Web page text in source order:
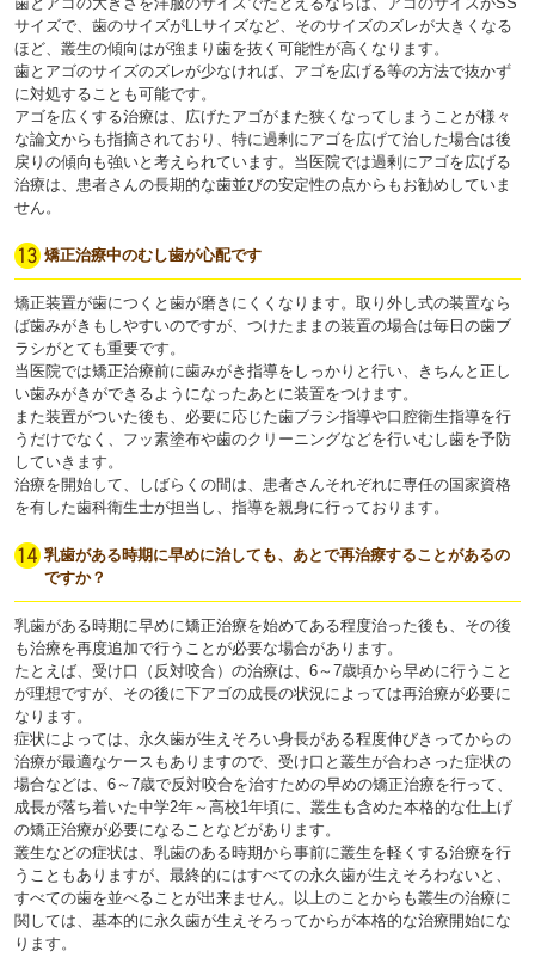
サイズで、歯のサイズがLLサイズなど、そのサイズのズレが大きくなる
ほど、叢生の傾向はが強まり歯を抜く可能性が高くなります。
歯とアゴのサイズのズレが少なければ、アゴを広げる等の方法で抜かず
に対処することも可能です。
アゴを広くする治療は、広げたアゴがまた狭くなってしまうことが様々
な論文からも指摘されており、特に過剰にアゴを広げて治した場合は後
戻りの傾向も強いと考えられています。当医院では過剰にアゴを広げる
治療は、患者さんの長期的な歯並びの安定性の点からもお勧めしていま
せん。
矯正治療中のむし歯が心配です
矯正装置が歯につくと歯が磨きにくくなります。取り外し式の装置なら
ば歯みがきもしやすいのですが、つけたままの装置の場合は毎日の歯ブ
ラシがとても重要です。
当医院では矯正治療前に歯みがき指導をしっかりと行い、きちんと正し
い歯みがきができるようになったあとに装置をつけます。
また装置がついた後も、必要に応じた歯ブラシ指導や口腔衛生指導を行
うだけでなく、フッ素塗布や歯のクリーニングなどを行いむし歯を予防
していきます。
治療を開始して、しばらくの間は、患者さんそれぞれに専任の国家資格
を有した歯科衛生士が担当し、指導を親身に行っております。
乳歯がある時期に早めに治しても、あとで再治療することがあるの
ですか？
乳歯がある時期に早めに矯正治療を始めてある程度治った後も、その後
も治療を再度追加で行うことが必要な場合があります。
たとえば、受け口（反対咬合）の治療は、6～7歳頃から早めに行うこと
が理想ですが、その後に下アゴの成長の状況によっては再治療が必要に
なります。
症状によっては、永久歯が生えそろい身長がある程度伸びきってからの
治療が最適なケースもありますので、受け口と叢生が合わさった症状の
場合などは、6～7歳で反対咬合を治すための早めの矯正治療を行って、
成長が落ち着いた中学2年～高校1年頃に、叢生も含めた本格的な仕上げ
の矯正治療が必要になることなどがあります。
叢生などの症状は、乳歯のある時期から事前に叢生を軽くする治療を行
うこともありますが、最終的にはすべての永久歯が生えそろわないと、
すべての歯を並べることが出来ません。以上のことからも叢生の治療に
関しては、基本的に永久歯が生えそろってからが本格的な治療開始にな
ります。